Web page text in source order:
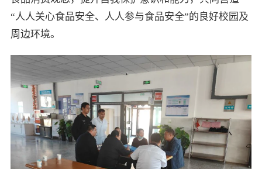
“人人关心食品安全、人人参与食品安全”的良好校园及
周边环境。